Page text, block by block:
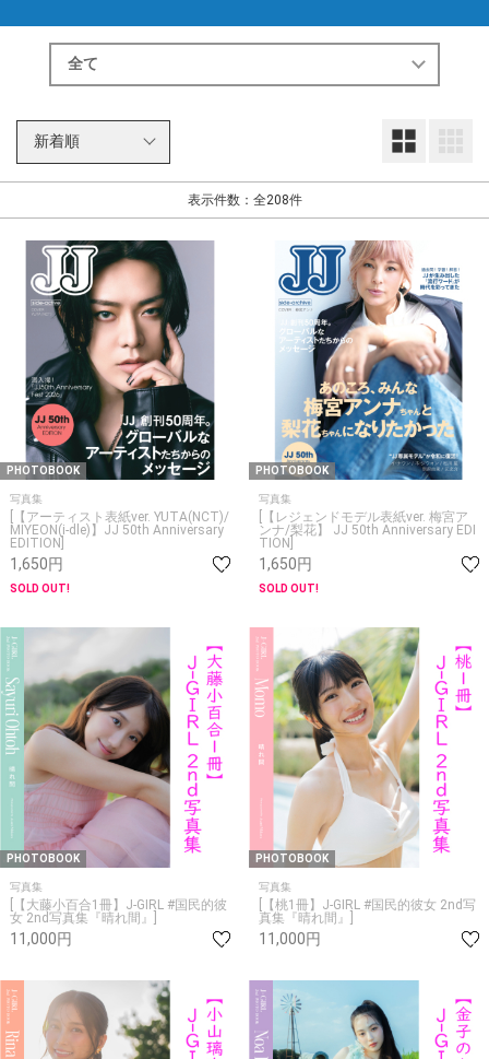
表示件数：全208件
PHOTOBOOK
写真集
[【アーティスト表紙ver. YUTA(NCT)/
MIYEON(i-dle)】JJ 50th Anniversary
EDITION]
1,650円
SOLD OUT!
PHOTOBOOK
写真集
[【レジェンドモデル表紙ver. 梅宮ア
ンナ/梨花】 JJ 50th Anniversary EDI
TION]
1,650円
SOLD OUT!
PHOTOBOOK
写真集
[【大藤小百合1冊】J-GIRL #国民的彼
女 2nd写真集『晴れ間』]
11,000円
PHOTOBOOK
写真集
[【桃1冊】J-GIRL #国民的彼女 2nd写
真集『晴れ間』]
11,000円